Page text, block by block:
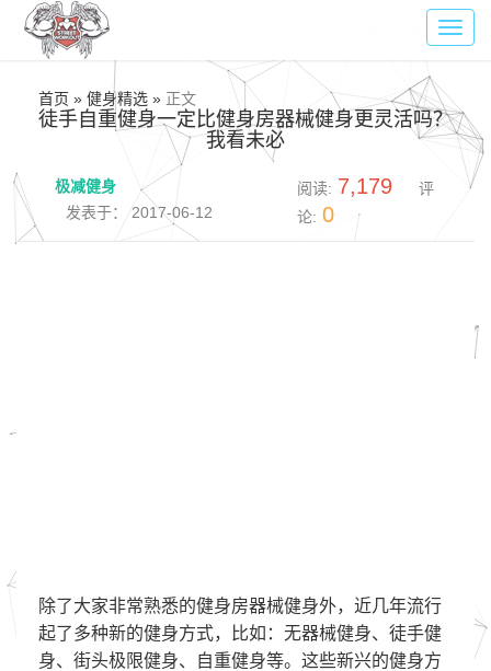
首页 » 健身精选 » 正文
徒手自重健身一定比健身房器械健身更灵活吗？
我看未必
极减健身
发表于： 2017-06-12
阅读: 7,179
评
论: 0
除了大家非常熟悉的健身房器械健身外，近几年流行
起了多种新的健身方式，比如：无器械健身、徒手健
身、街头极限健身、自重健身等。这些新兴的健身方